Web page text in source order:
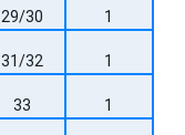
29/30
31/32
33
1
1
1